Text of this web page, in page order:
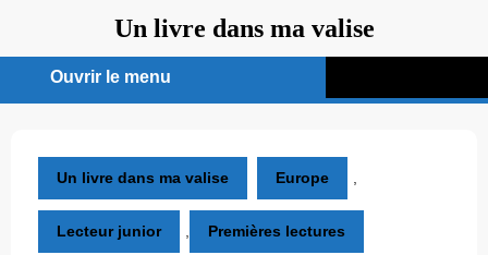
contenu
Un livre dans ma valise
Ouvrir le menu
menu
Un livre dans ma valise Europe
Lecteur junior Premières lectures